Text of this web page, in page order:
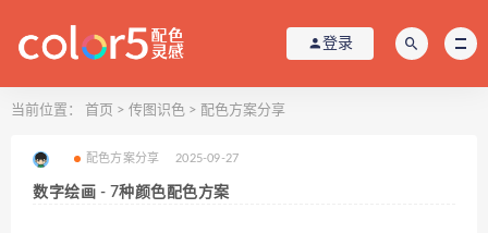
登录
当前位置： 首页 > 传图识色 > 配色方案分享
配色方案分享 2025-09-27
数字绘画 - 7种颜色配色方案